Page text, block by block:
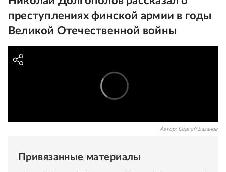
преступлениях финской армии в годы
Великой Отечественной войны
Автор: Сергей Базанов
Привязанные материалы